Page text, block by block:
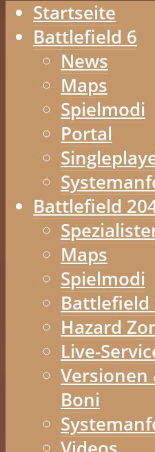
Startseite
Battlefield 6
News
Maps
Spielmodi
Portal
Battlefield
Maps
Spielmodi
Battlefield
Hazard
Live-
Versionen
Boni